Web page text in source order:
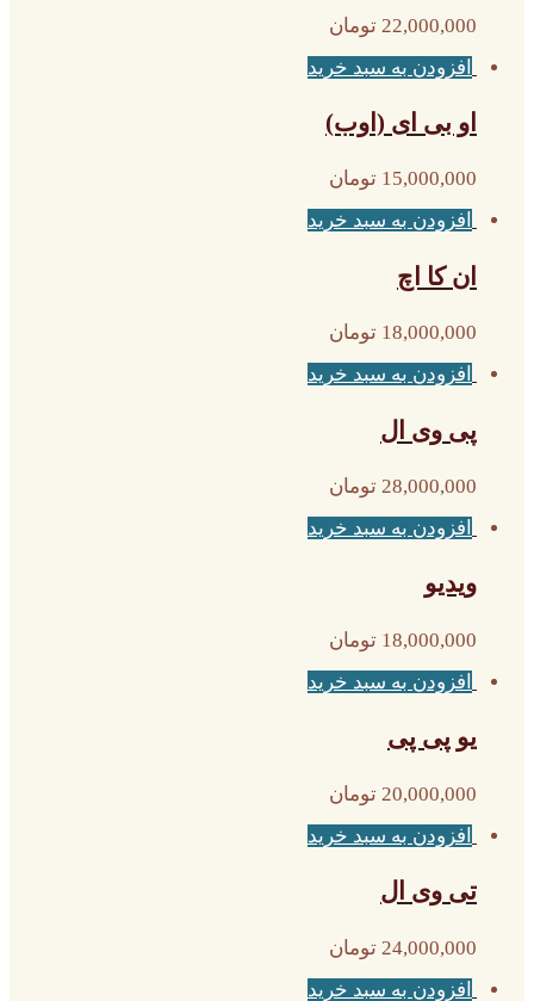
22,000,000 تومان
افزودن به سبد خرید
او بی ای (اوب)
15,000,000 تومان
افزودن به سبد خرید
ان کا اچ
18,000,000 تومان
افزودن به سبد خرید
پی وی ال
28,000,000 تومان
افزودن به سبد خرید
ویدیو
18,000,000 تومان
افزودن به سبد خرید
یو پی پی
20,000,000 تومان
افزودن به سبد خرید
تی وی ال
24,000,000 تومان
افزودن به سبد خرید